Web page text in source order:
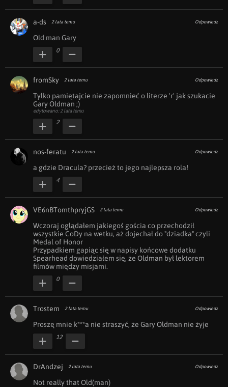
a-ds 2 lata temu Odpowiedz
Old man Gary
0
fromSky 2 lata temu Odpowiedz
Tylko pamiętajcie nie zapomnieć o literze 'r' jak szukacie
Gary Oldman ;)
edytowano: 2 lata temu
2
nos-feratu 2 lata temu Odpowiedz
a gdzie Dracula? przecież to jego najlepsza rola!
4
VE6nBTomthpryjGS 2 lata temu Odpowiedz
Wczoraj oglądałem jakiegoś gościa co przechodził
wszystkie CoDy na wetku, aż dojechał do "dziadka" czyli
Medal of Honor
Przypadkiem gapiąc się w napisy końcowe dodatku
Spearhead dowiedziałem się, że Oldman był lektorem
filmów między misjami.
0
Trostem 2 lata temu Odpowiedz
Proszę mnie k***a nie straszyć, że Gary Oldman nie żyje
12
DrAndzej 2 lata temu Odpowiedz
Not really that Old(man)